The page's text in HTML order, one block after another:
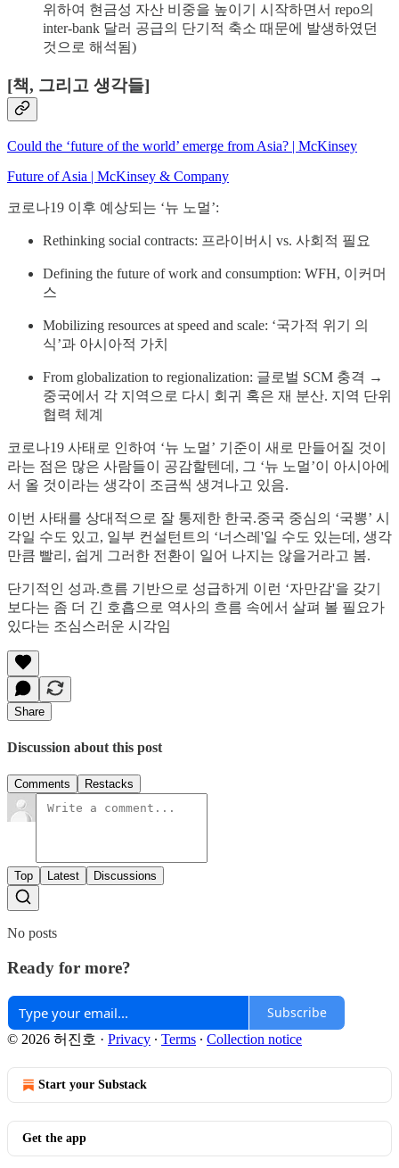
위하여 현금성 자산 비중을 높이기 시작하면서 repo의
inter-bank 달러 공급의 단기적 축소 때문에 발생하였던
것으로 해석됨)
[책, 그리고 생각들]
Could the ‘future of the world’ emerge from Asia? | McKinsey
Future of Asia | McKinsey & Company
코로나19 이후 예상되는 ‘뉴 노멀’:
Rethinking social contracts: 프라이버시 vs. 사회적 필요
Defining the future of work and consumption: WFH, 이커머
스
Mobilizing resources at speed and scale: ‘국가적 위기 의
식’과 아시아적 가치
From globalization to regionalization: 글로벌 SCM 충격 →
중국에서 각 지역으로 다시 회귀 혹은 재 분산. 지역 단위
협력 체계
코로나19 사태로 인하여 ‘뉴 노멀’ 기준이 새로 만들어질 것이
라는 점은 많은 사람들이 공감할텐데, 그 ‘뉴 노멀’이 아시아에
서 올 것이라는 생각이 조금씩 생겨나고 있음.
이번 사태를 상대적으로 잘 통제한 한국.중국 중심의 ‘국뽕’ 시
각일 수도 있고, 일부 컨설턴트의 ‘너스레'일 수도 있는데, 생각
만큼 빨리, 쉽게 그러한 전환이 일어 나지는 않을거라고 봄.
단기적인 성과.흐름 기반으로 성급하게 이런 ‘자만감'을 갖기
보다는 좀 더 긴 호흡으로 역사의 흐름 속에서 살펴 볼 필요가
있다는 조심스러운 시각임
Share
Discussion about this post
Comments Restacks
Top Latest Discussions
No posts
Ready for more?
Subscribe
© 2026 허진호 · Privacy ∙ Terms ∙ Collection notice
Start your Substack
Get the app